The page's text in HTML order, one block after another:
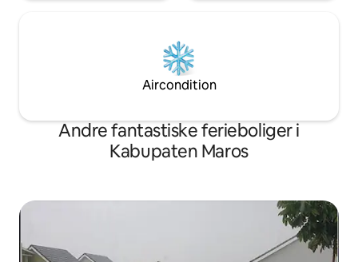
Aircondition
Andre fantastiske ferieboliger i
Kabupaten Maros